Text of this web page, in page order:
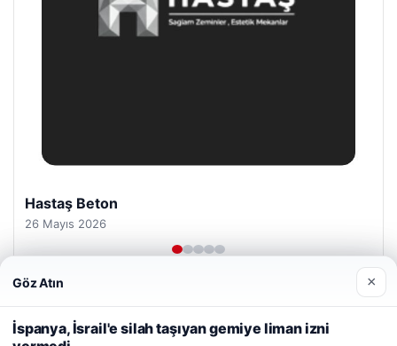
Prenses Night Club
29 Nisan 2026
kullanıyoruz.Çerez Politikamız
Göz Atın ×
İspanya, İsrail'e silah taşıyan gemiye liman izni